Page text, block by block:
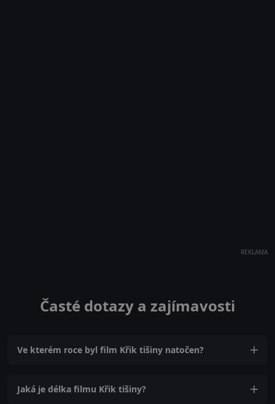
REKLAMA
Časté dotazy a zajímavosti
Ve kterém roce byl film Křik tišiny natočen?
Jaká je délka filmu Křik tišiny?